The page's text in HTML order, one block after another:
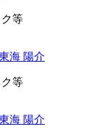
等
海 陽介
等
海 陽介